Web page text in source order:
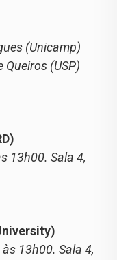
(Unicamp)
(USP)
13h00. Sala 4,
13h00. Sala 4,